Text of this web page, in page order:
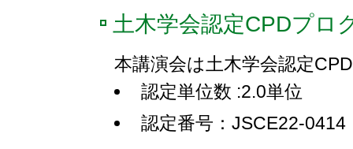
土木学会認定CPDプロ
本講演会は土木学会認定
認定単位数 :2.0単位
認定番号：JSCE22-0414